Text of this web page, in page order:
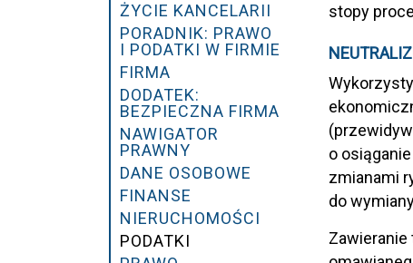
stopy
o
zmianami
do
ŻYCIE KANCELARII
PORADNIK: PRAWO
I PODATKI W FIRMIE
FIRMA
DODATEK:
BEZPIECZNA FIRMA
NAWIGATOR
PRAWNY
DANE OSOBOWE
FINANSE
NIERUCHOMOŚCI
PODATKI